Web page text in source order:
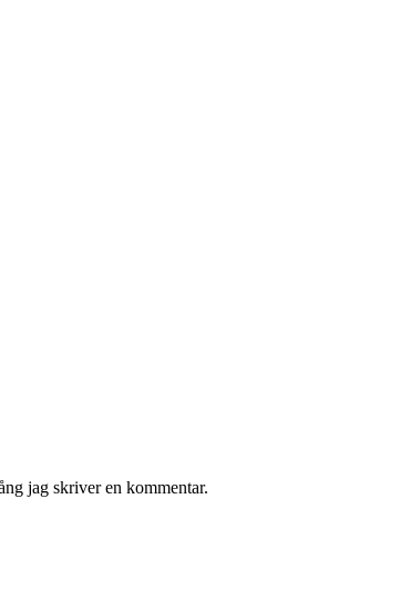
jag skriver en kommentar.